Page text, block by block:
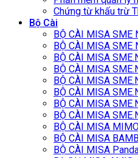
Chứng từ khấu trừ
Bộ Cài
BỘ CÀI MISA SME
BỘ CÀI MISA SME
BỘ CÀI MISA
BỘ CÀI MISA
BỘ CÀI MISA
BỘ CÀI MISA
BỘ CÀI MISA
BỘ CÀI MISA
BỘ CÀI MISA
BỘ CÀI MISA
BỘ CÀI MISA